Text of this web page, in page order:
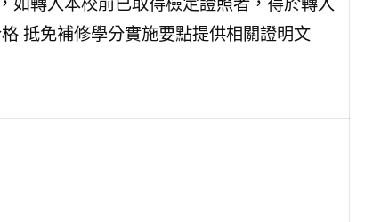
抵免補修學分實施要點提供相關證明文